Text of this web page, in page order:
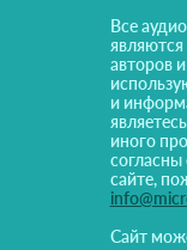
Все
авторов
и
иного
сайте,
Сайт